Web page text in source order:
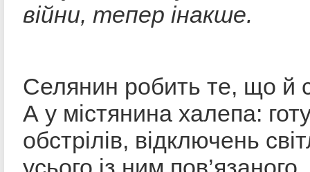
війни, тепер інакше.
Селянин робить те, що й
А у містянина халепа:
обстрілів, відключень